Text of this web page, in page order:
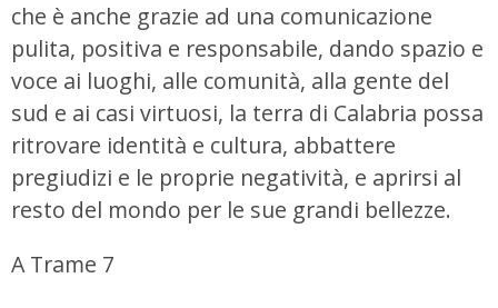
che è anche grazie ad una comunicazione
pulita, positiva e responsabile, dando spazio e
voce ai luoghi, alle comunità, alla gente del
sud e ai casi virtuosi, la terra di Calabria possa
ritrovare identità e cultura, abbattere
pregiudizi e le proprie negatività, e aprirsi al
resto del mondo per le sue grandi bellezze.
A Trame 7